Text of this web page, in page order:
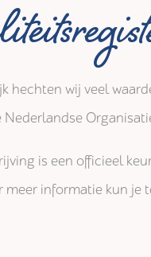
hechten wij veel
Nederlandse
is een officieel
meer informatie kun je